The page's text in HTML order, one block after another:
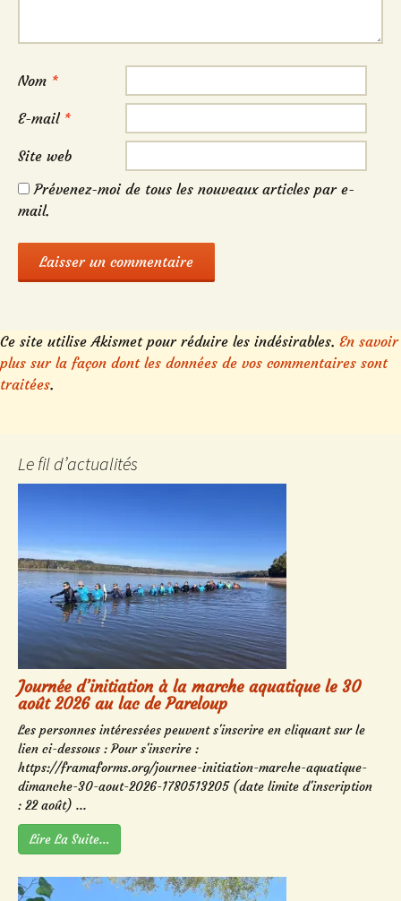
Nom *
E-mail *
Site web
Prévenez-moi de tous les nouveaux articles par e-
mail.
Ce site utilise Akismet pour réduire les indésirables. En savoir
plus sur la façon dont les données de vos commentaires sont
traitées.
Le fil d’actualités
Journée d’initiation à la marche aquatique le 30
août 2026 au lac de Pareloup
Les personnes intéressées peuvent s'inscrire en cliquant sur le
lien ci-dessous : Pour s'inscrire :
https://framaforms.org/journee-initiation-marche-aquatique-
dimanche-30-aout-2026-1780513205 (date limite d'inscription
: 22 août) ...
Lire La Suite…